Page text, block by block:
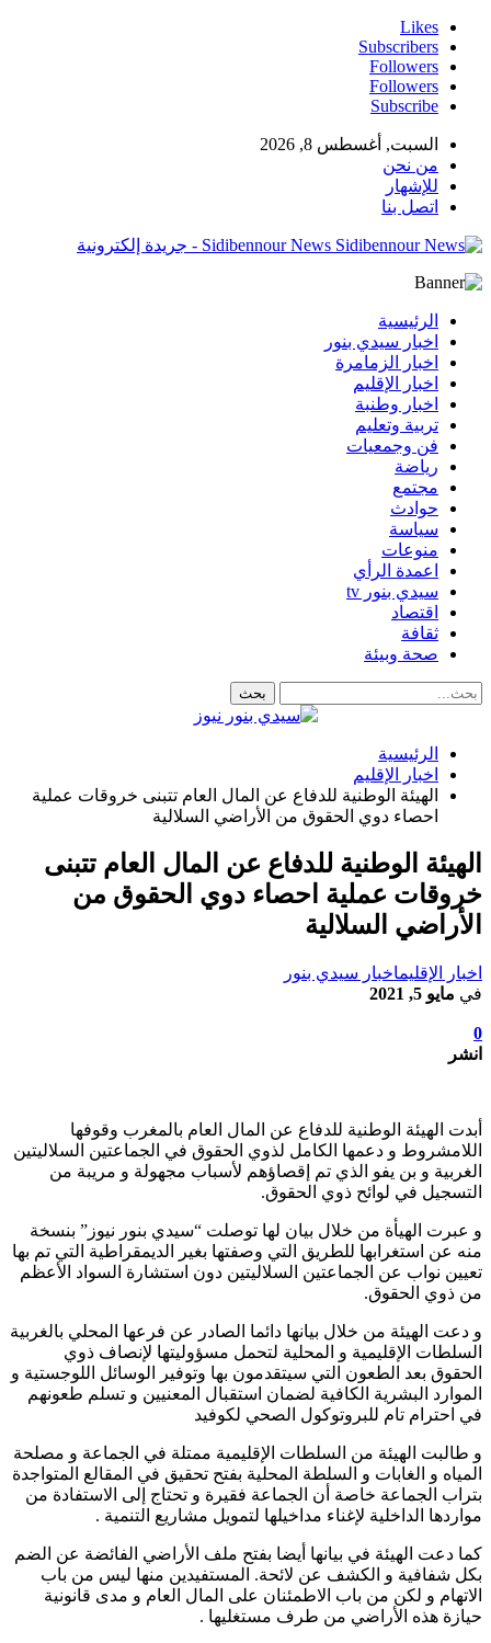
Likes
Subscribers
Followers
Followers
Subscribe
السبت, أغسطس 8, 2026
من نحن
للإشهار
اتصل بنا
Sidibennour News - جريدة إلكترونية
الرئيسية
اخبار سيدي بنور
اخبار الزمامرة
اخبار الإقليم
اخبار وطنبة
تربية وتعليم
فن وجمعيات
رياضة
مجتمع
حوادث
سياسة
منوعات
اعمدة الرأي
سيدي بنور tv
اقتصاد
ثقافة
صحة وبيئة
الرئيسية
اخبار الإقليم
الهيئة الوطنية للدفاع عن المال العام تتبنى خروقات عملية
احصاء دوي الحقوق من الأراضي السلالية
الهيئة الوطنية للدفاع عن المال العام تتبنى
خروقات عملية احصاء دوي الحقوق من
الأراضي السلالية
اخبار الإقليماخبار سيدي بنور
في مايو 5, 2021
0
انشر
أبدت الهيئة الوطنية للدفاع عن المال العام بالمغرب وقوفها
اللامشروط و دعمها الكامل لذوي الحقوق في الجماعتين السلاليتين
الغربية و بن يفو الذي تم إقصاؤهم لأسباب مجهولة و مريبة من
التسجيل في لوائح ذوي الحقوق.
و عبرت الهيأة من خلال بيان لها توصلت “سيدي بنور نيوز” بنسخة
منه عن استغرابها للطريق التي وصفتها بغير الديمقراطية التي تم بها
تعيين نواب عن الجماعتين السلاليتين دون استشارة السواد الأعظم
من ذوي الحقوق.
و دعت الهيئة من خلال بيانها دائما الصادر عن فرعها المحلي بالغربية
السلطات الإقليمية و المحلية لتحمل مسؤوليتها لإنصاف ذوي
الحقوق بعد الطعون التي سيتقدمون بها وتوفير الوسائل اللوجستية و
الموارد البشرية الكافية لضمان استقبال المعنيين و تسلم طعونهم
في احترام تام للبروتوكول الصحي لكوفيد
و طالبت الهيئة من السلطات الإقليمية ممتلة في الجماعة و مصلحة
المياه و الغابات و السلطة المحلية بفتح تحقيق في المقالع المتواجدة
بتراب الجماعة خاصة أن الجماعة فقيرة و تحتاج إلى الاستفادة من
مواردها الداخلية لإغناء مداخيلها لتمويل مشاريع التنمية .
كما دعت الهيئة في بيانها أيضا بفتح ملف الأراضي الفائضة عن الضم
بكل شفافية و الكشف عن لائحة. المستفيدين منها ليس من باب
الاتهام و لكن من باب الاطمئنان على المال العام و مدى قانونية
حيازة هذه الأراضي من طرف مستغليها .